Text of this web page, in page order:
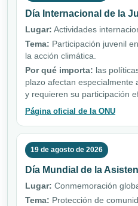
Día Internacional de la
Lugar: Actividades
Tema: Participación juvenil
la acción climática.
Por qué importa: las
plazo afectan especialmente
y requieren su participación
Página oficial de la ONU
19 de agosto de 2026
Día Mundial de la
Lugar: Conmemoración
Tema: Protección de